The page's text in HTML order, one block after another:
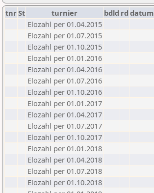
tnrSt turnier bdld rd datum
Elozahl per 01.04.2015
Elozahl per 01.07.2015
Elozahl per 01.10.2015
Elozahl per 01.01.2016
Elozahl per 01.04.2016
Elozahl per 01.07.2016
Elozahl per 01.10.2016
Elozahl per 01.01.2017
Elozahl per 01.04.2017
Elozahl per 01.07.2017
Elozahl per 01.10.2017
Elozahl per 01.01.2018
Elozahl per 01.04.2018
Elozahl per 01.07.2018
Elozahl per 01.10.2018